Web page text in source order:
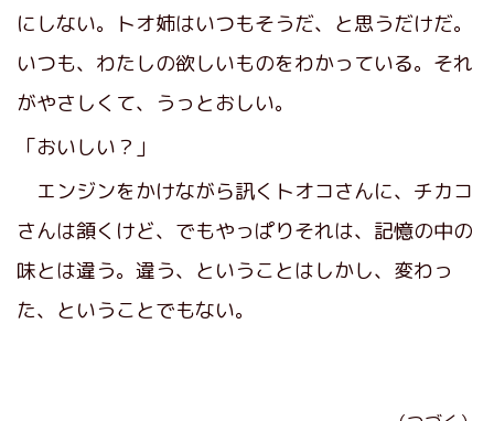
にしない。トオ姉はいつもそうだ、と思うだけだ。
いつも、わたしの欲しいものをわかっている。それ
がやさしくて、うっとおしい。
「おいしい？」
エンジンをかけながら訊くトオコさんに、チカコ
さんは頷くけど、でもやっぱりそれは、記憶の中の
味とは違う。違う、ということはしかし、変わっ
た、ということでもない。